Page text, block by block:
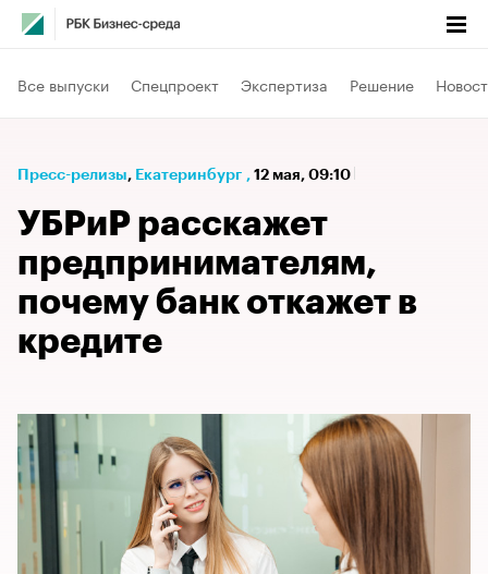
Все выпуски Спецпроект Экспертиза Решение
Пресс-релизы⁠, Екатеринбург , 12 мая, 09:10
УБРиР расскажет
предпринимателям,
почему банк откажет в
кредите